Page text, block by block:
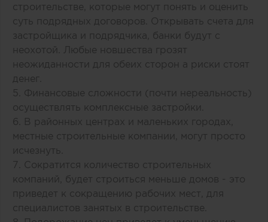
строительстве, которые могут понять и оценить
суть подрядных договоров. Открывать счета для
застройщика и подрядчика, банки будут с
неохотой. Любые новшества грозят
неожиданности для обеих сторон а риски стоят
денег.
5. Финансовые сложности (почти нереальность)
осуществлять комплексные застройки.
6. В районных центрах и маленьких городах,
местные строительные компании, могут просто
исчезнуть.
7. Сократится количество строительных
компаний, будет строиться меньше домов - это
приведет к сокращению рабочих мест, для
специалистов занятых в строительстве.